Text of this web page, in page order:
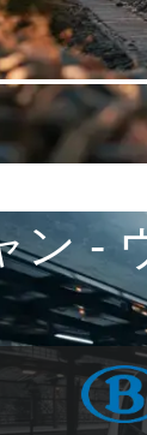
ン -